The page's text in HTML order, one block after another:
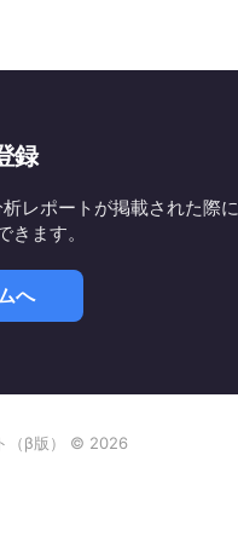
録
レポートが掲載された際
きます。
へ
（β版） © 2026